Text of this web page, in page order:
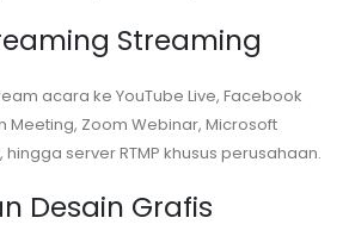
Streaming
acara ke YouTube Live, Facebook
Meeting, Zoom Webinar, Microsoft
server RTMP khusus perusahaan.
Desain Grafis